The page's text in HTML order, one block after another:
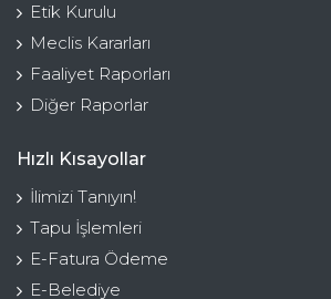
Etik Kurulu
Meclis Kararları
Faaliyet Raporları
Diğer Raporlar
Hızlı Kısayollar
İlimizi Tanıyın!
Tapu İşlemleri
E-Fatura Ödeme
E-Belediye